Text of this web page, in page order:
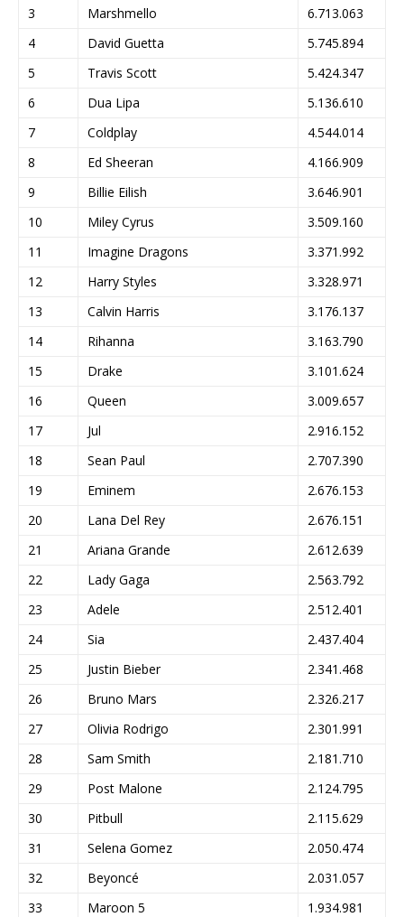
3
Marshmello
6.713.063
4
David Guetta
5.745.894
5
Travis Scott
5.424.347
6
Dua Lipa
5.136.610
7
Coldplay
4.544.014
8
Ed Sheeran
4.166.909
9
Billie Eilish
3.646.901
10
Miley Cyrus
3.509.160
11
Imagine Dragons
3.371.992
12
Harry Styles
3.328.971
13
Calvin Harris
3.176.137
14
Rihanna
3.163.790
15
Drake
3.101.624
16
Queen
3.009.657
17
Jul
2.916.152
18
Sean Paul
2.707.390
19
Eminem
2.676.153
20
Lana Del Rey
2.676.151
21
Ariana Grande
2.612.639
22
Lady Gaga
2.563.792
23
Adele
2.512.401
24
Sia
2.437.404
25
Justin Bieber
2.341.468
26
Bruno Mars
2.326.217
27
Olivia Rodrigo
2.301.991
28
Sam Smith
2.181.710
29
Post Malone
2.124.795
30
Pitbull
2.115.629
31
Selena Gomez
2.050.474
32
Beyoncé
2.031.057
33
Maroon 5 1.934.981